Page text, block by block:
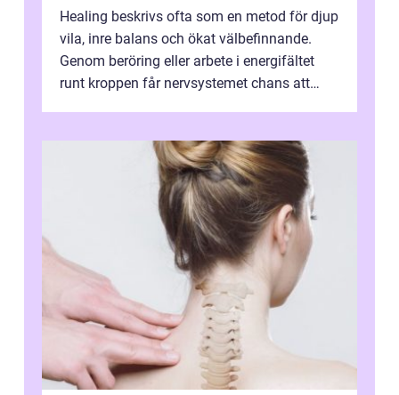
Healing beskrivs ofta som en metod för djup
vila, inre balans och ökat välbefinnande.
Genom beröring eller arbete i energifältet
runt kroppen får nervsystemet chans att